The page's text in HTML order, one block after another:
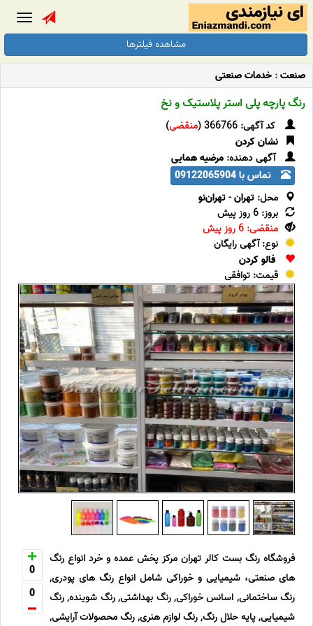
مشاهده فیلترها
صنعت: خدمات صنعتی
رنگ پارچه پلی استر پلاستیک و نخ
کد آگهی: 366766 ( منقضی)
نشان کردن
آگهی دهنده: مرضیه همایی
تماس با 09122065904
محل: تهران-تهران‌نو
بروز: 6 روز پیش
منقضی: 6 روز پیش
نوع: آگهی رایگان
فالو کردن
قیمت: توافقی
0
0
فروشگاه رنگ بست کالر تهران مرکز پخش عمده و خرد انواع رنگ
های صنعتی، شیمیایی و خوراکی شامل انواع رنگ های پودری,
رنگ ساختمانی, اسانس خوراکی, رنگ بهداشتی, رنگ شوینده, رنگ
شیمیایی, پایه حلال رنگ, رنگ لوازم هنری, رنگ محصولات آرایشی,